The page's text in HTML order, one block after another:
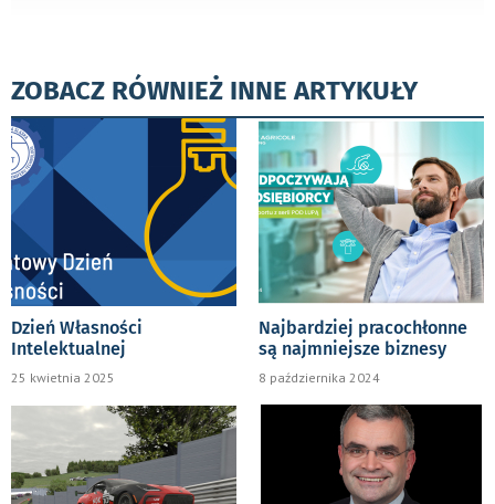
ZOBACZ RÓWNIEŻ INNE ARTYKUŁY
Dzień Własności
Intelektualnej
25 kwietnia 2025
Najbardziej pracochłonne
są najmniejsze biznesy
8 października 2024